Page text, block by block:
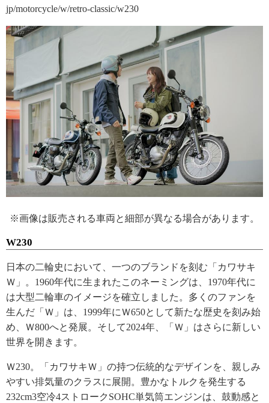
jp/motorcycle/w/retro-classic/w230
※画像は販売される車両と細部が異なる場合があります。
W230
日本の二輪史において、一つのブランドを刻む「カワサキ
Ｗ」。1960年代に生まれたこのネーミングは、1970年代に
は大型二輪車のイメージを確立しました。多くのファンを
生んだ「Ｗ」は、1999年にＷ650として新たな歴史を刻み始
め、Ｗ800へと発展。そして2024年、「Ｗ」はさらに新しい
世界を開きます。
Ｗ230。「カワサキＷ」の持つ伝統的なデザインを、親しみ
やすい排気量のクラスに展開。豊かなトルクを発生する
232cm3空冷4ストロークSOHC単気筒エンジンは、鼓動感と